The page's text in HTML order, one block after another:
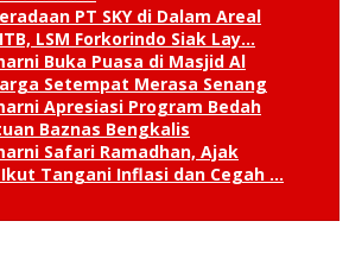
PT SKY di Dalam Areal
LSM Forkorindo Siak Lay…
Buka Puasa di Masjid Al
Setempat Merasa Senang
Apresiasi Program Bedah
Baznas Bengkalis
Safari Ramadhan, Ajak
Tangani Inflasi dan Cegah …